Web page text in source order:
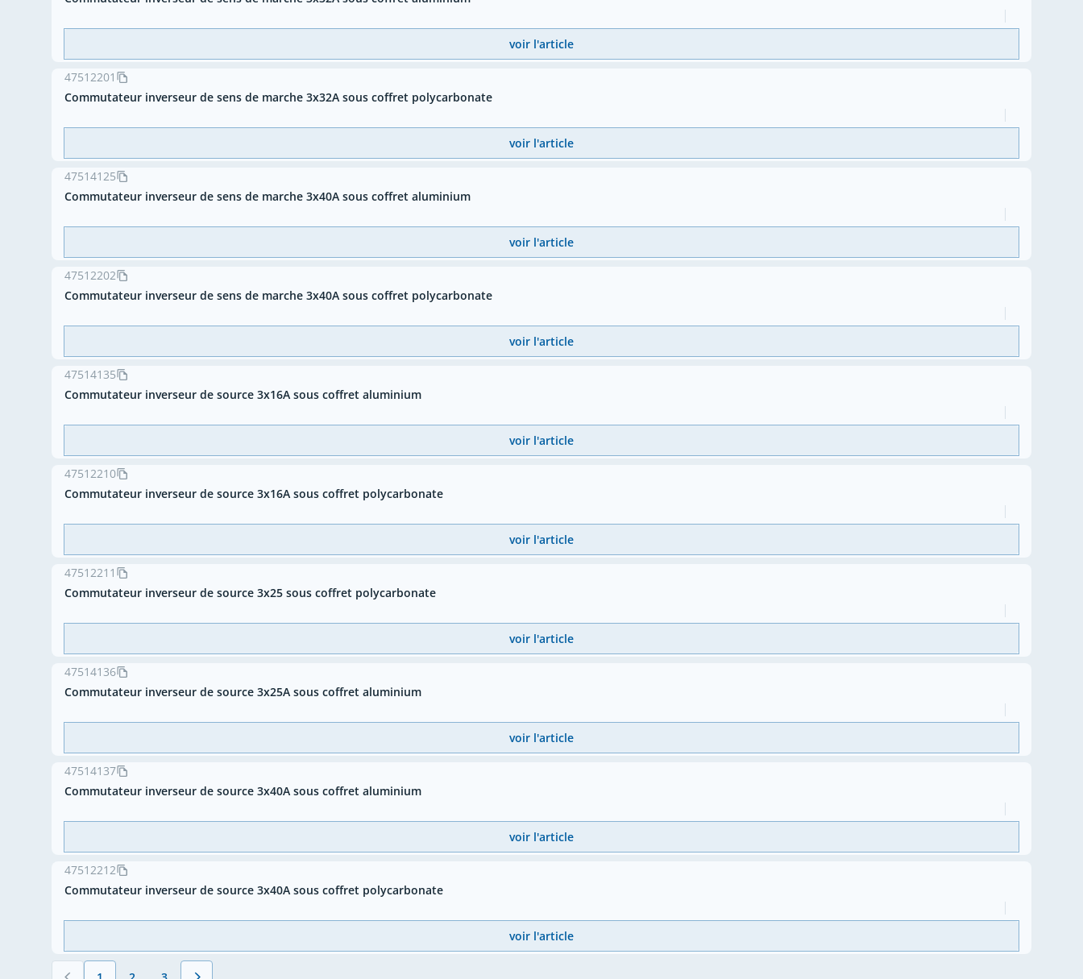
voir l'article
47512201
Commutateur inverseur de sens de marche 3x32A sous coffret polycarbonate
voir l'article
47514125
Commutateur inverseur de sens de marche 3x40A sous coffret aluminium
voir l'article
47512202
Commutateur inverseur de sens de marche 3x40A sous coffret polycarbonate
voir l'article
47514135
Commutateur inverseur de source 3x16A sous coffret aluminium
voir l'article
47512210
Commutateur inverseur de source 3x16A sous coffret polycarbonate
voir l'article
47512211
Commutateur inverseur de source 3x25 sous coffret polycarbonate
voir l'article
47514136
Commutateur inverseur de source 3x25A sous coffret aluminium
voir l'article
47514137
Commutateur inverseur de source 3x40A sous coffret aluminium
voir l'article
47512212
Commutateur inverseur de source 3x40A sous coffret polycarbonate
voir l'article